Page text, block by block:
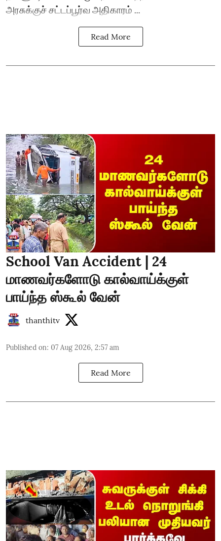
அரசுக்குச் சட்டப்பூர்வ அதிகாரம் ...
Read More
School Van Accident | 24
மாணவர்களோடு கால்வாய்க்குள்
பாய்ந்த ஸ்கூல் வேன்
thanthitv
Published on: 07 Aug 2026, 2:57 am
Read More